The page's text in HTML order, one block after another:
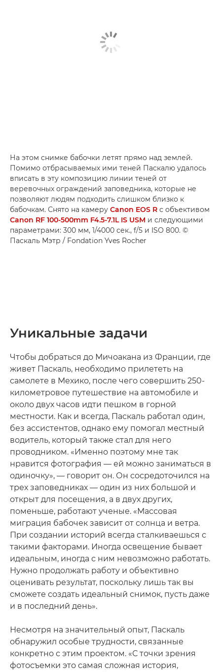
На этом снимке бабочки летят прямо над землей.
Помимо отбрасываемых ими теней Паскалю удалось
вписать в эту композицию линии теней от
веревочных ограждений заповедника, которые не
позволяют людям подходить слишком близко к
бабочкам. Снято на камеру Canon EOS R с объективом
Canon RF 100-500mm F4.5-7.1L IS USM и следующими
параметрами: 300 мм, 1/4000 сек., f/5 и ISO 800. ©
Паскаль Мэтр / Fondation Yves Rocher
Уникальные задачи
Чтобы добраться до Мичоакана из Франции, где
живет Паскаль, необходимо прилететь на
самолете в Мехико, после чего совершить 250-
километровое путешествие на автомобиле и
около двух часов идти пешком в горной
местности. Как и всегда, Паскаль работал один,
без ассистентов, однако ему помогал местный
водитель, который также стал для него
проводником. «Именно поэтому мне так
нравится фотография — ей можно заниматься в
одиночку», — говорит он. Он сосредоточился на
трех заповедниках — один из них большой и
открыт для посещения, а в двух других,
поменьше, работают ученые. «Массовая
миграция бабочек зависит от солнца и ветра.
При создании историй всегда сталкиваешься с
такими факторами. Иногда освещение бывает
идеальным, иногда с ним невозможно работать.
Нужно продолжать работу и объективно
оценивать результат, поскольку лишь так вы
сможете создать идеальный снимок, пусть даже
и в последний день».
Несмотря на значительный опыт, Паскаль
обнаружил особые трудности, связанные
конкретно с этим проектом. «С точки зрения
фотосъемки это самая сложная история,